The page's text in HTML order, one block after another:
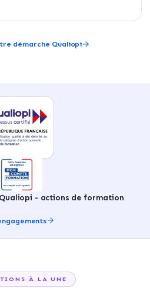
démarche Qualiopi
- actions de formation
À LA UNE